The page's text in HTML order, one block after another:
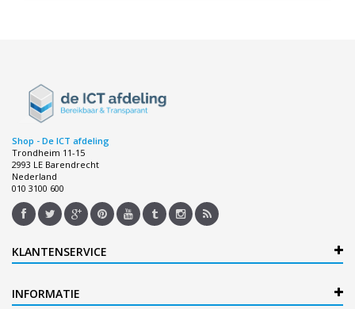
Shop - De ICT afdeling
Trondheim 11-15
2993 LE Barendrecht
Nederland
010 3100 600
KLANTENSERVICE
INFORMATIE